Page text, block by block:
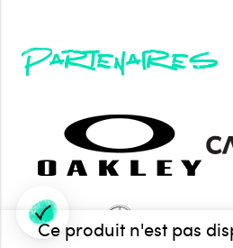
Ce produit n'est pas
Partenaires